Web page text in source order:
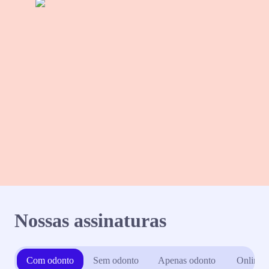
Nossas assinaturas
Com odonto Sem odonto Apenas odonto Online